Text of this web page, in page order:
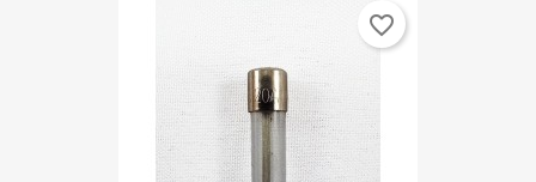
favorite_border